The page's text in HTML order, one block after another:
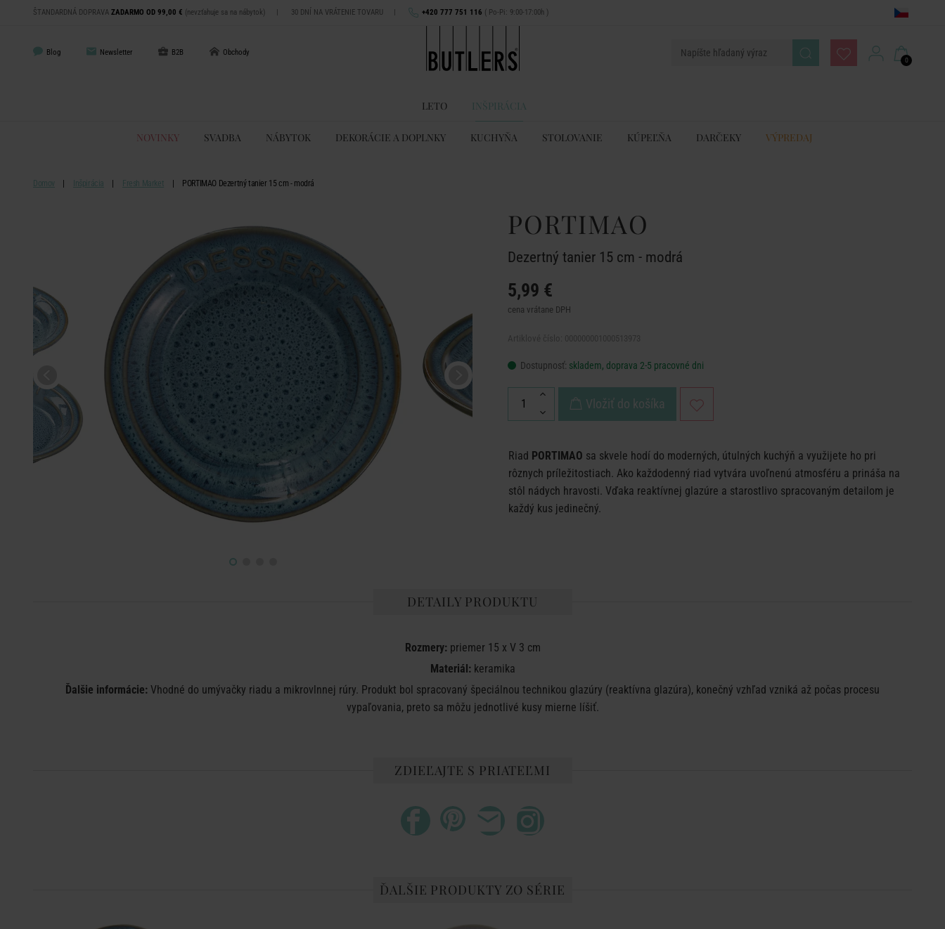
ŠTANDARDNÁ DOPRAVA ZADARMO OD 99,00 € (nevzťahuje sa na nábytok) | 30 DNÍ NA VRÁTENIE TOVARU | +420 777 751 116 ( Po-Pi: 9:00-17:00h )
Blog Newsletter B2B Obchody
0
LETO INŠPIRÁCIA
NOVINKY SVADBA NÁBYTOK DEKORÁCIE A DOPLNKY KUCHYŇA STOLOVANIE KÚPEĽŇA DARČEKY VÝPREDAJ
Domov Inšpirácia Fresh Market PORTIMAO Dezertný tanier 15 cm - modrá
PORTIMAO
Dezertný tanier 15 cm - modrá
5,99 €
cena vrátane DPH
Dostupnosť: skladem, doprava 2-5 pracovné dni
Vložiť do košíka
Riad PORTIMAO sa skvele hodí do moderných, útulných kuchýň a využijete ho pri
rôznych príležitostiach. Ako každodenný riad vytvára uvoľnenú atmosféru a prináša na
stôl nádych hravosti. Vďaka reaktívnej glazúre a starostlivo spracovaným detailom je
každý kus jedinečný.
DETAILY PRODUKTU
Rozmery: priemer 15 x V 3 cm
Materiál:keramika
Ďalšie informácie: Vhodné do umývačky riadu a mikrovlnnej rúry. Produkt bol spracovaný špeciálnou technikou glazúry (reaktívna glazúra), konečný vzhľad vzniká až počas procesu
vypaľovania, preto sa môžu jednotlivé kusy mierne líšiť.
ZDIEĽAJTE S PRIATEĽMI
ĎALŠIE PRODUKTY ZO SÉRIE